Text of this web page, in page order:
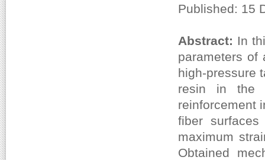
Published: 15
Abstract: In
parameters of
high-pressure
resin in the
reinforcement
fiber
maximum
Obtained